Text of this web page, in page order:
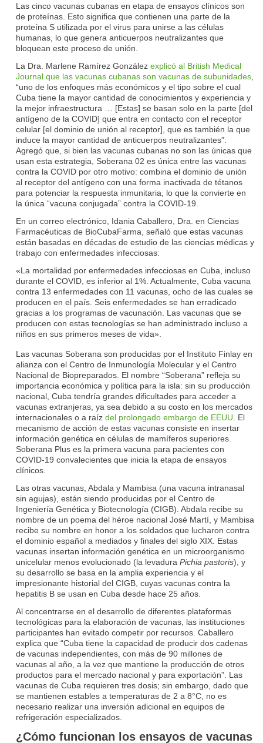
Las cinco vacunas cubanas en etapa de ensayos clínicos son
de proteínas. Esto significa que contienen una parte de la
proteína S utilizada por el virus para unirse a las células
humanas, lo que genera anticuerpos neutralizantes que
bloquean este proceso de unión.
La Dra. Marlene Ramírez González explicó al British Medical
Journal que las vacunas cubanas son vacunas de subunidades
“uno de los enfoques más económicos y el tipo sobre el cual
Cuba tiene la mayor cantidad de conocimientos y experiencia y
la mejor infraestructura … [Estas] se basan solo en la parte [del
antígeno de la COVID] que entra en contacto con el receptor
celular [el dominio de unión al receptor], que es también la que
induce la mayor cantidad de anticuerpos neutralizantes”.
Agregó que, si bien las vacunas cubanas no son las únicas que
usan esta estrategia, Soberana 02 es única entre las vacunas
contra la COVID por otro motivo: combina el dominio de unión
al receptor del antígeno con una forma inactivada de tétanos
para potenciar la respuesta inmunitaria, lo que la convierte en
la única “vacuna conjugada” contra la COVID‑19.
En un correo electrónico, Idania Caballero, Dra. en Ciencias
Farmacéuticas de BioCubaFarma, señaló que estas vacunas
están basadas en décadas de estudio de las ciencias médicas y
trabajo con enfermedades infecciosas:
«La mortalidad por enfermedades infecciosas en Cuba, incluso
durante el COVID, es inferior al 1%. Actualmente, Cuba vacuna
contra 13 enfermedades con 11 vacunas, ocho de las cuales se
producen en el país. Seis enfermedades se han erradicado
gracias a los programas de vacunación. Las vacunas que se
producen con estas tecnologías se han administrado incluso a
niños en sus primeros meses de vida».
Las vacunas Soberana son producidas por el Instituto Finlay en
alianza con el Centro de Inmunología Molecular y el Centro
Nacional de Biopreparados. El nombre “Soberana” refleja su
importancia económica y política para la isla: sin su producción
nacional, Cuba tendría grandes dificultades para acceder a
vacunas extranjeras, ya sea debido a su costo en los mercados
internacionales o a raíz del prolongado embargo de EEUU . El
mecanismo de acción de estas vacunas consiste en insertar
información genética en células de mamíferos superiores.
Soberana Plus es la primera vacuna para pacientes con
COVID‑19 convalecientes que inicia la etapa de ensayos
clínicos.
Las otras vacunas, Abdala y Mambisa (una vacuna intranasal
sin agujas), están siendo producidas por el Centro de
Ingeniería Genética y Biotecnología (CIGB). Abdala recibe su
nombre de un poema del héroe nacional José Martí, y Mambisa
recibe su nombre en honor a los soldados que lucharon contra
el dominio español a mediados y finales del siglo XIX. Estas
vacunas insertan información genética en un microorganismo
unicelular menos evolucionado (la levadura Pichia pastoris), y
su desarrollo se basa en la amplia experiencia y el
impresionante historial del CIGB, cuyas vacunas contra la
hepatitis B se usan en Cuba desde hace 25 años.
Al concentrarse en el desarrollo de diferentes plataformas
tecnológicas para la elaboración de vacunas, las instituciones
participantes han evitado competir por recursos. Caballero
explica que “Cuba tiene la capacidad de producir dos cadenas
de vacunas independientes, con más de 90 millones de
vacunas al año, a la vez que mantiene la producción de otros
productos para el mercado nacional y para exportación”. Las
vacunas de Cuba requieren tres dosis; sin embargo, dado que
se mantienen estables a temperaturas de 2 a 8°C, no es
necesario realizar una inversión adicional en equipos de
refrigeración especializados.
¿Cómo funcionan los ensayos de vacunas